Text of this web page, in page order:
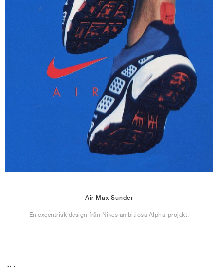
Air Max Sunder
En excentrisk design från Nikes ambitiösa Alpha-projekt.